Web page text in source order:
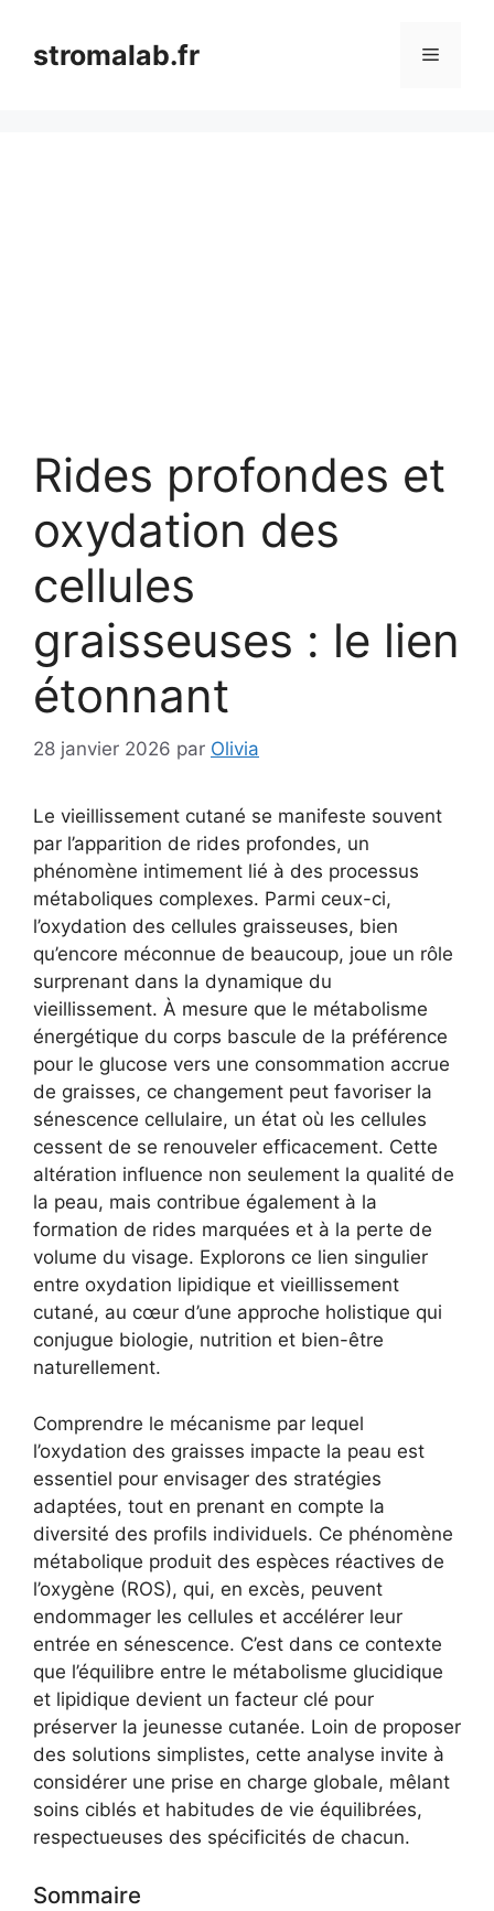
contenustromalab.fr Menu
Rides profondes et
oxydation des
cellules
graisseuses : le lien
étonnant
28 janvier 2026 par Olivia
Le vieillissement cutané se manifeste souvent
par l’apparition de rides profondes, un
phénomène intimement lié à des processus
métaboliques complexes. Parmi ceux-ci,
l’oxydation des cellules graisseuses, bien
qu’encore méconnue de beaucoup, joue un rôle
surprenant dans la dynamique du
vieillissement. À mesure que le métabolisme
énergétique du corps bascule de la préférence
pour le glucose vers une consommation accrue
de graisses, ce changement peut favoriser la
sénescence cellulaire, un état où les cellules
cessent de se renouveler efficacement. Cette
altération influence non seulement la qualité de
la peau, mais contribue également à la
formation de rides marquées et à la perte de
volume du visage. Explorons ce lien singulier
entre oxydation lipidique et vieillissement
cutané, au cœur d’une approche holistique qui
conjugue biologie, nutrition et bien-être
naturellement.
Comprendre le mécanisme par lequel
l’oxydation des graisses impacte la peau est
essentiel pour envisager des stratégies
adaptées, tout en prenant en compte la
diversité des profils individuels. Ce phénomène
métabolique produit des espèces réactives de
l’oxygène (ROS), qui, en excès, peuvent
endommager les cellules et accélérer leur
entrée en sénescence. C’est dans ce contexte
que l’équilibre entre le métabolisme glucidique
et lipidique devient un facteur clé pour
préserver la jeunesse cutanée. Loin de proposer
des solutions simplistes, cette analyse invite à
considérer une prise en charge globale, mêlant
soins ciblés et habitudes de vie équilibrées,
respectueuses des spécificités de chacun.
Sommaire